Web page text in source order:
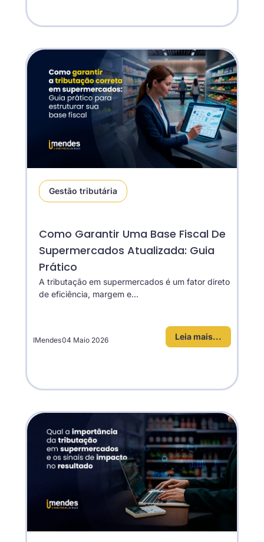
Gestão tributária
Como Garantir Uma Base Fiscal De
Supermercados Atualizada: Guia
Prático
A tributação em supermercados é um fator direto
de eficiência, margem e...
Leia mais...
IMendes04 Maio 2026